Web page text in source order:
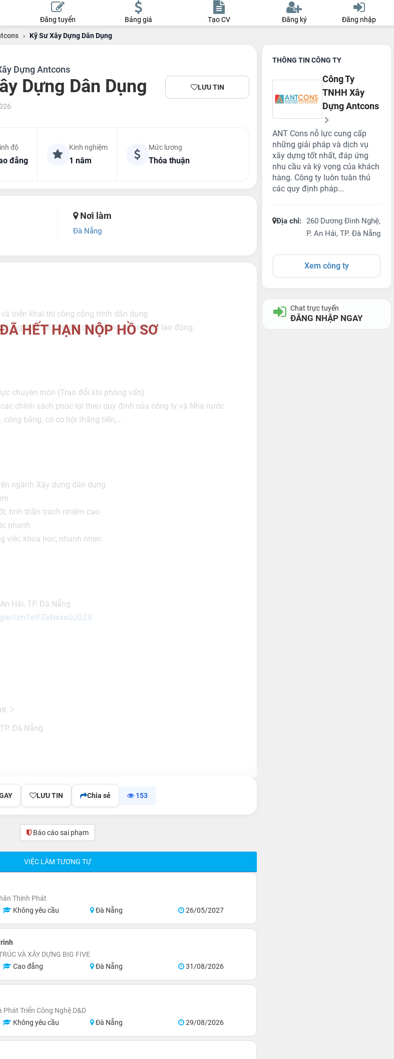
Đăng tuyển Bảng giá Tạo CV Đăng ký Đăng nhập
› Kỹ Sư Xây Dựng Dân Dụng
Dựng Antcons
Dựng Dân Dụng LƯU TIN
độ
đẳng
Kinh nghiệm
1 năm
Mức lương
Thỏa thuận
Nơi làm
Đà Nẵng
HẾT HẠN NỘP HỒ SƠ
triển khai thi công công trình dân dụng
thiết kế, tiến độ, chất lượng và an toàn lao động.
chuyên môn (Trao đổi khi phỏng vấn)
chính sách phúc lợi theo quy định của công ty và Nhà nước
bằng, có cơ hội thăng tiến,...
ngành Xây dựng dân dụng
tinh thần trách nhiệm cao
nhanh
việc khoa học, nhanh nhẹn
Hải, TP. Đà Nẵng
UmTxtFZkNxxxUJDZ8
Đà Nẵng
LƯU TIN Chia sẻ 153
Báo cáo sai phạm
VIỆC LÀM TƯƠNG TỰ
Thịnh Phát
Không yêu cầu Đà Nẵng 26/05/2027
VÀ XÂY DỰNG BIG FIVE
Cao đẳng Đà Nẵng 31/08/2026
Triển Công Nghệ D&D
Không yêu cầu Đà Nẵng 29/08/2026
THÔNG TIN CÔNG TY
Công Ty
TNHH Xây
Dựng Antcons
ANT Cons nỗ lực cung cấp
những giải pháp và dịch vụ
xây dựng tốt nhất, đáp ứng
nhu cầu và kỳ vọng của khách
hàng. Công ty luôn tuân thủ
các quy định pháp...
Địa chỉ: 260 Dương Đình Nghệ,
P. An Hải, TP. Đà Nẵng
Xem công ty
Chat trực tuyến
ĐĂNG NHẬP NGAY